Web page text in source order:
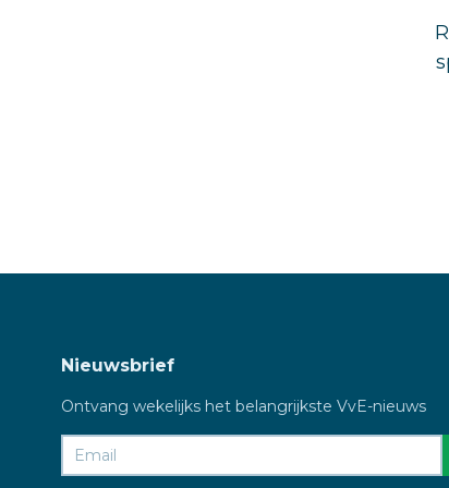
Nieuwsbrief
Ontvang wekelijks het belangrijkste VvE-nieuws